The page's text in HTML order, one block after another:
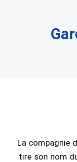
La compagnie
tire son nom